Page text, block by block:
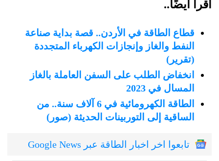
اقرأ أيضًا..
قطاع الطاقة في الأردن.. قصة بداية صناعة
النفط والغاز وإنجازات الكهرباء المتجددة
(تقرير)
انخفاض الطلب على السفن العاملة بالغاز
المسال في 2023
الطاقة الكهرومائية في 6 آلاف سنة.. من
الساقية إلى التوربينات الحديثة (صور)
تابعوا اخر اخبار الطاقة عبر Google News